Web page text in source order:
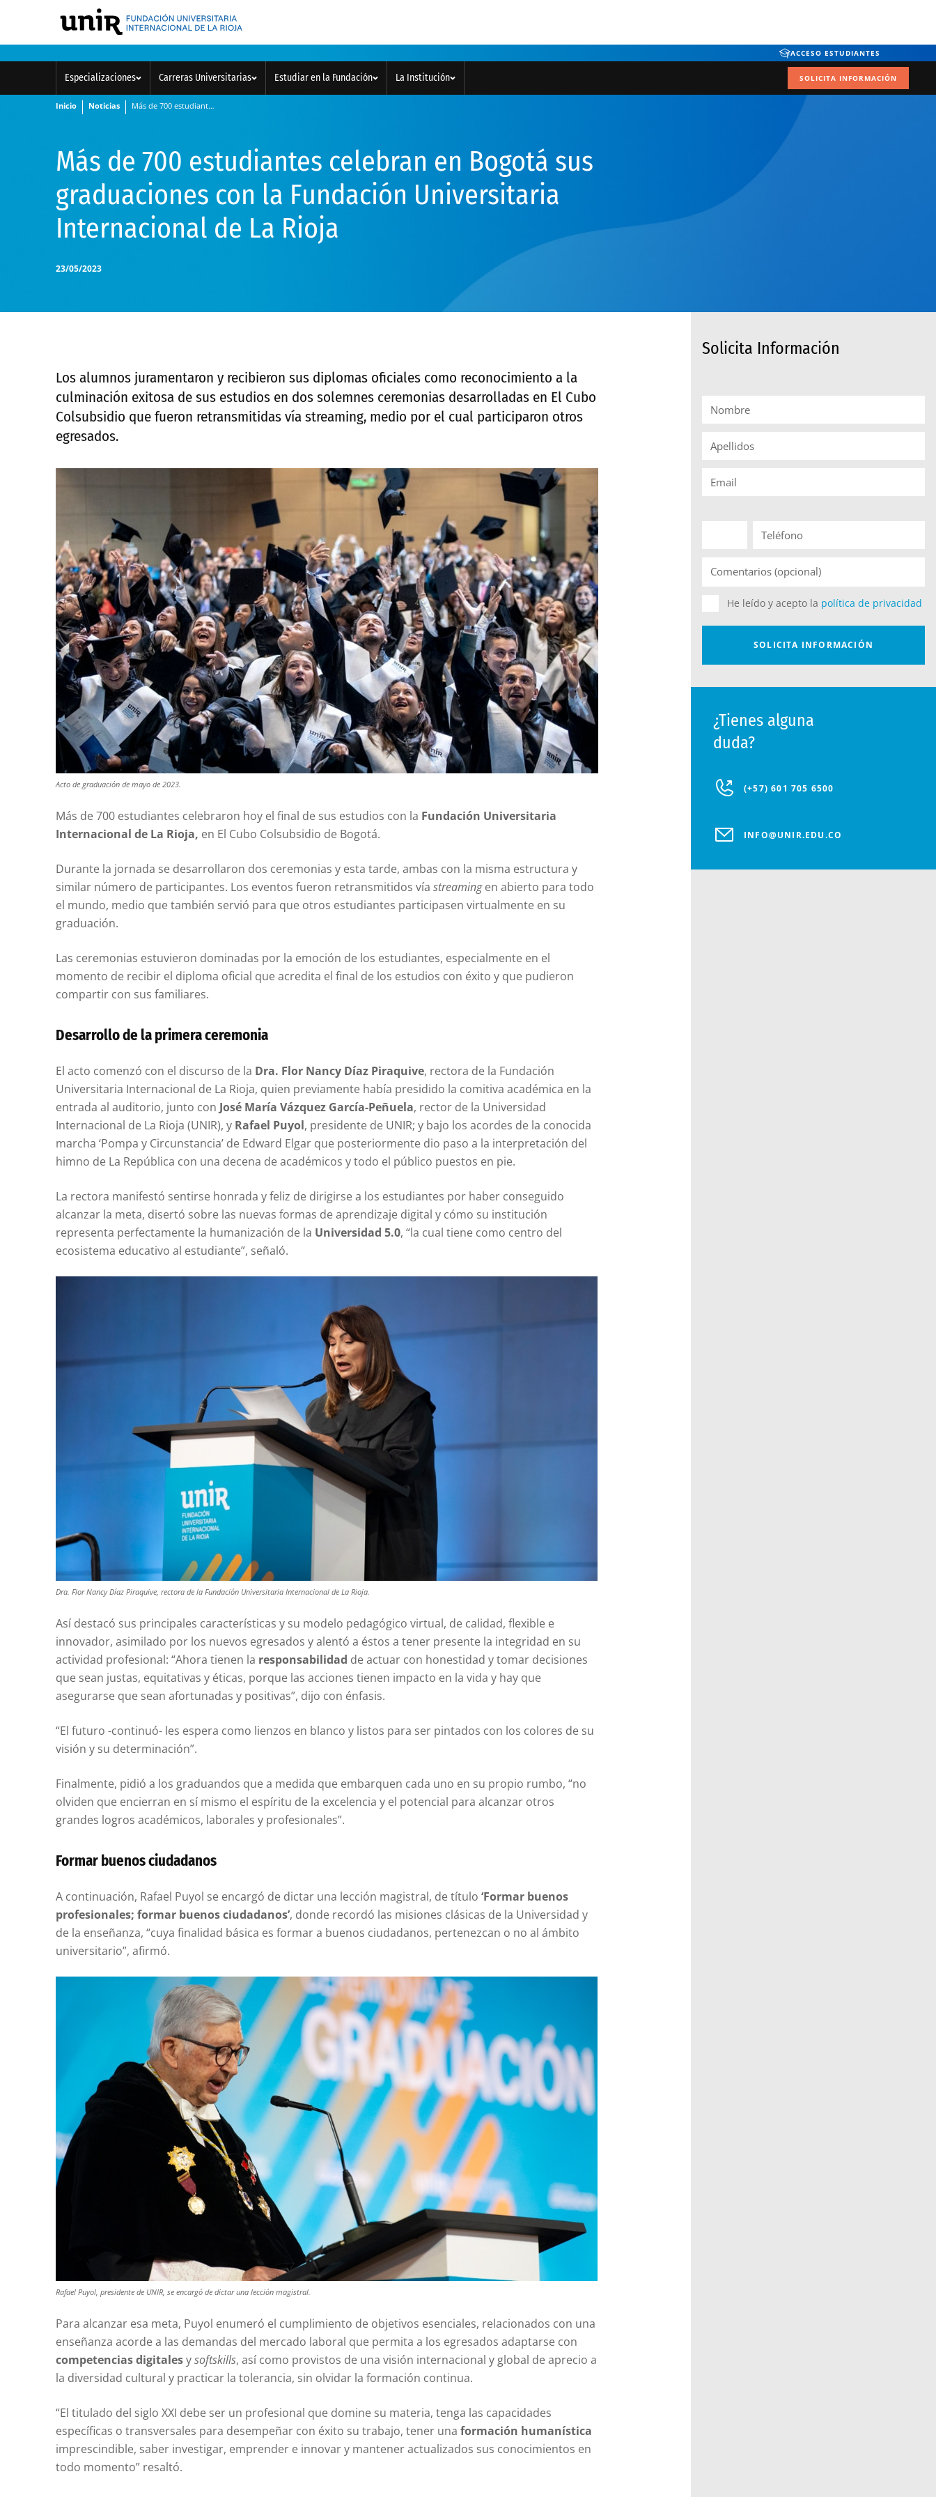
ACCESO ESTUDIANTES
SOLICITA INFORMACIÓN
Especializaciones Carreras Universitarias Estudiar en la Fundación La Institución
Inicio Noticias Más de 700 estudiantes celebran en Bogotá sus graduaciones con la Fundación Universitaria Internacional de La Rioja
23/05/2023
Más de 700 estudiantes celebran en Bogotá sus
graduaciones con la Fundación Universitaria
Internacional de La Rioja
Los alumnos juramentaron y recibieron sus diplomas oficiales como reconocimiento a la
culminación exitosa de sus estudios en dos solemnes ceremonias desarrolladas en El Cubo
Colsubsidio que fueron retransmitidas vía streaming, medio por el cual participaron otros
egresados.
Acto de graduación de mayo de 2023.
Más de 700 estudiantes celebraron hoy el final de sus estudios con la Fundación Universitaria
Internacional de La Rioja, en El Cubo Colsubsidio de Bogotá.
Durante la jornada se desarrollaron dos ceremonias y esta tarde, ambas con la misma estructura y
similar número de participantes. Los eventos fueron retransmitidos vía streamingen abierto para todo
el mundo, medio que también servió para que otros estudiantes participasen virtualmente en su
graduación.
Las ceremonias estuvieron dominadas por la emoción de los estudiantes, especialmente en el
momento de recibir el diploma oficial que acredita el final de los estudios con éxito y que pudieron
compartir con sus familiares.
Desarrollo de la primera ceremonia
El acto comenzó con el discurso de la Dra. Flor Nancy Díaz Piraquive, rectora de la Fundación
Universitaria Internacional de La Rioja, quien previamente había presidido la comitiva académica en la
entrada al auditorio, junto con José María Vázquez García-Peñuela, rector de la Universidad
Internacional de La Rioja (UNIR), y Rafael Puyol, presidente de UNIR; y bajo los acordes de la conocida
marcha ‘Pompa y Circunstancia’ de Edward Elgar que posteriormente dio paso a la interpretación del
himno de La República con una decena de académicos y todo el público puestos en pie.
La rectora manifestó sentirse honrada y feliz de dirigirse a los estudiantes por haber conseguido
alcanzar la meta, disertó sobre las nuevas formas de aprendizaje digital y cómo su institución
representa perfectamente la humanización de la Universidad 5.0, “la cual tiene como centro del
ecosistema educativo al estudiante”, señaló.
Dra. Flor Nancy Díaz Piraquive, rectora de la Fundación Universitaria Internacional de La Rioja.
Así destacó sus principales características y su modelo pedagógico virtual, de calidad, flexible e
innovador, asimilado por los nuevos egresados y alentó a éstos a tener presente la integridad en su
actividad profesional: “Ahora tienen la responsabilidad de actuar con honestidad y tomar decisiones
que sean justas, equitativas y éticas, porque las acciones tienen impacto en la vida y hay que
asegurarse que sean afortunadas y positivas”, dijo con énfasis.
“El futuro -continuó- les espera como lienzos en blanco y listos para ser pintados con los colores de su
visión y su determinación”.
Finalmente, pidió a los graduandos que a medida que embarquen cada uno en su propio rumbo, “no
olviden que encierran en sí mismo el espíritu de la excelencia y el potencial para alcanzar otros
grandes logros académicos, laborales y profesionales”.
Formar buenos ciudadanos
A continuación, Rafael Puyol se encargó de dictar una lección magistral, de título ‘Formar buenos
profesionales; formar buenos ciudadanos’, donde recordó las misiones clásicas de la Universidad y
de la enseñanza, “cuya finalidad básica es formar a buenos ciudadanos, pertenezcan o no al ámbito
universitario”, afirmó.
Rafael Puyol, presidente de UNIR, se encargó de dictar una lección magistral.
Para alcanzar esa meta, Puyol enumeró el cumplimiento de objetivos esenciales, relacionados con una
enseñanza acorde a las demandas del mercado laboral que permita a los egresados adaptarse con
competencias digitalesysoftskills, así como provistos de una visión internacional y global de aprecio a
la diversidad cultural y practicar la tolerancia, sin olvidar la formación continua.
“El titulado del siglo XXI debe ser un profesional que domine su materia, tenga las capacidades
específicas o transversales para desempeñar con éxito su trabajo, tener una formación humanística
imprescindible, saber investigar, emprender e innovar y mantener actualizados sus conocimientos en
todo momento” resaltó.
Solicita Información
¿Tienes alguna
duda?
(+57) 601 705 6500
INFO@UNIR.EDU.CO